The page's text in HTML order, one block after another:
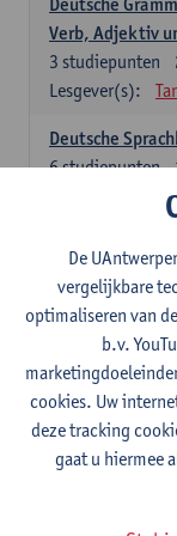
Verb, Adjektiv
3 studiepunten
Lesgever(s):
Deutsche
6studiepunten
Raum
6 studiepunten
Lesgever(s):
Engels:
Advanced
Professionals
Lesgever(s):
De
vergelijkbare
optimaliseren van
b.v.
cookies. Uw
deze tracking
gaat u hiermee